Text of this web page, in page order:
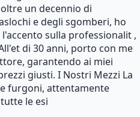
un decennio di
e degli sgomberi, ho
sulla professionalit ,
di 30 anni, porto con me
garantendo ai miei
giusti. I Nostri Mezzi La
furgoni, attentamente
le esi